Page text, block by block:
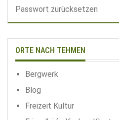
Passwort zurücksetzen
ORTE NACH TEHMEN
Bergwerk
Blog
Freizeit Kultur